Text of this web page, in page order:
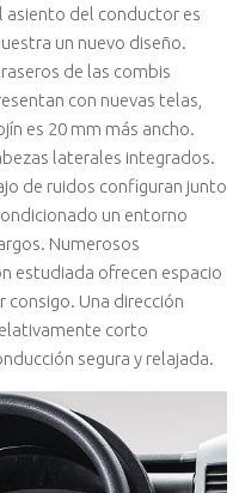
del conductor es
un nuevo diseño.
de las combis
con nuevas telas,
es 20 mm más ancho.
laterales integrados.
de ruidos configuran junto
un entorno
Numerosos
estudiada ofrecen espacio
consigo. Una dirección
corto
segura y relajada.